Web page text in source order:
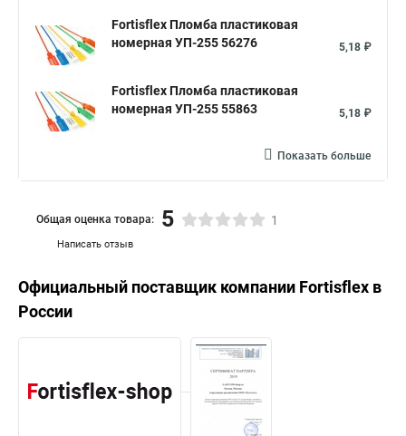
Fortisflex Пломба пластиковая
номерная УП-255 56276
5,18 ₽
Fortisflex Пломба пластиковая
номерная УП-255 55863
5,18 ₽
Показать больше
Написать отзыв
Общая оценка товара: 5 1
Официальный поставщик компании Fortisflex в
России